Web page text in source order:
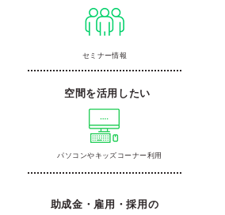
空間を活用したい
パソコンやキッズコーナー利用
助成金・雇用・採用の
セミナー情報